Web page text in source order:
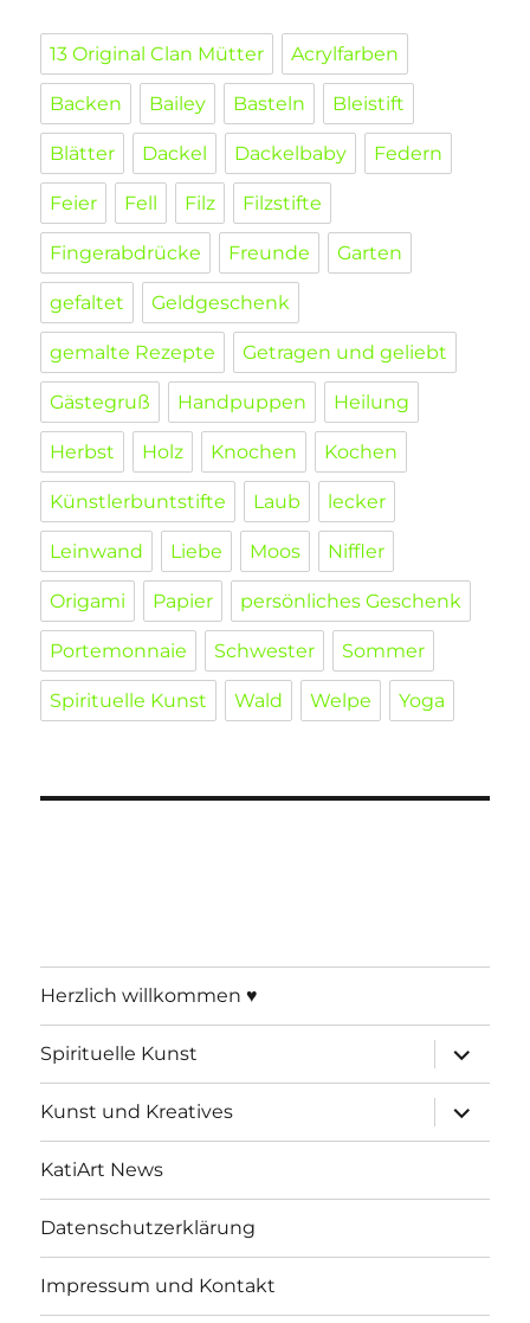
13 Original Clan Mütter Acrylfarben
Backen Bailey Basteln Bleistift
Blätter Dackel Dackelbaby Federn
Feier Fell Filz Filzstifte
Fingerabdrücke Freunde Garten
gefaltet Geldgeschenk
gemalte Rezepte Getragen und geliebt
Gästegruß Handpuppen Heilung
Herbst Holz Knochen Kochen
Künstlerbuntstifte Laub lecker
Leinwand Liebe Moos Niffler
Origami Papier persönliches Geschenk
Portemonnaie Schwester Sommer
Spirituelle Kunst Wald Welpe Yoga
Herzlich willkommen ♥
Spirituelle Kunst
öffnen
Kunst und Kreatives
öffnen
KatiArt News
Datenschutzerklärung
Impressum und Kontakt